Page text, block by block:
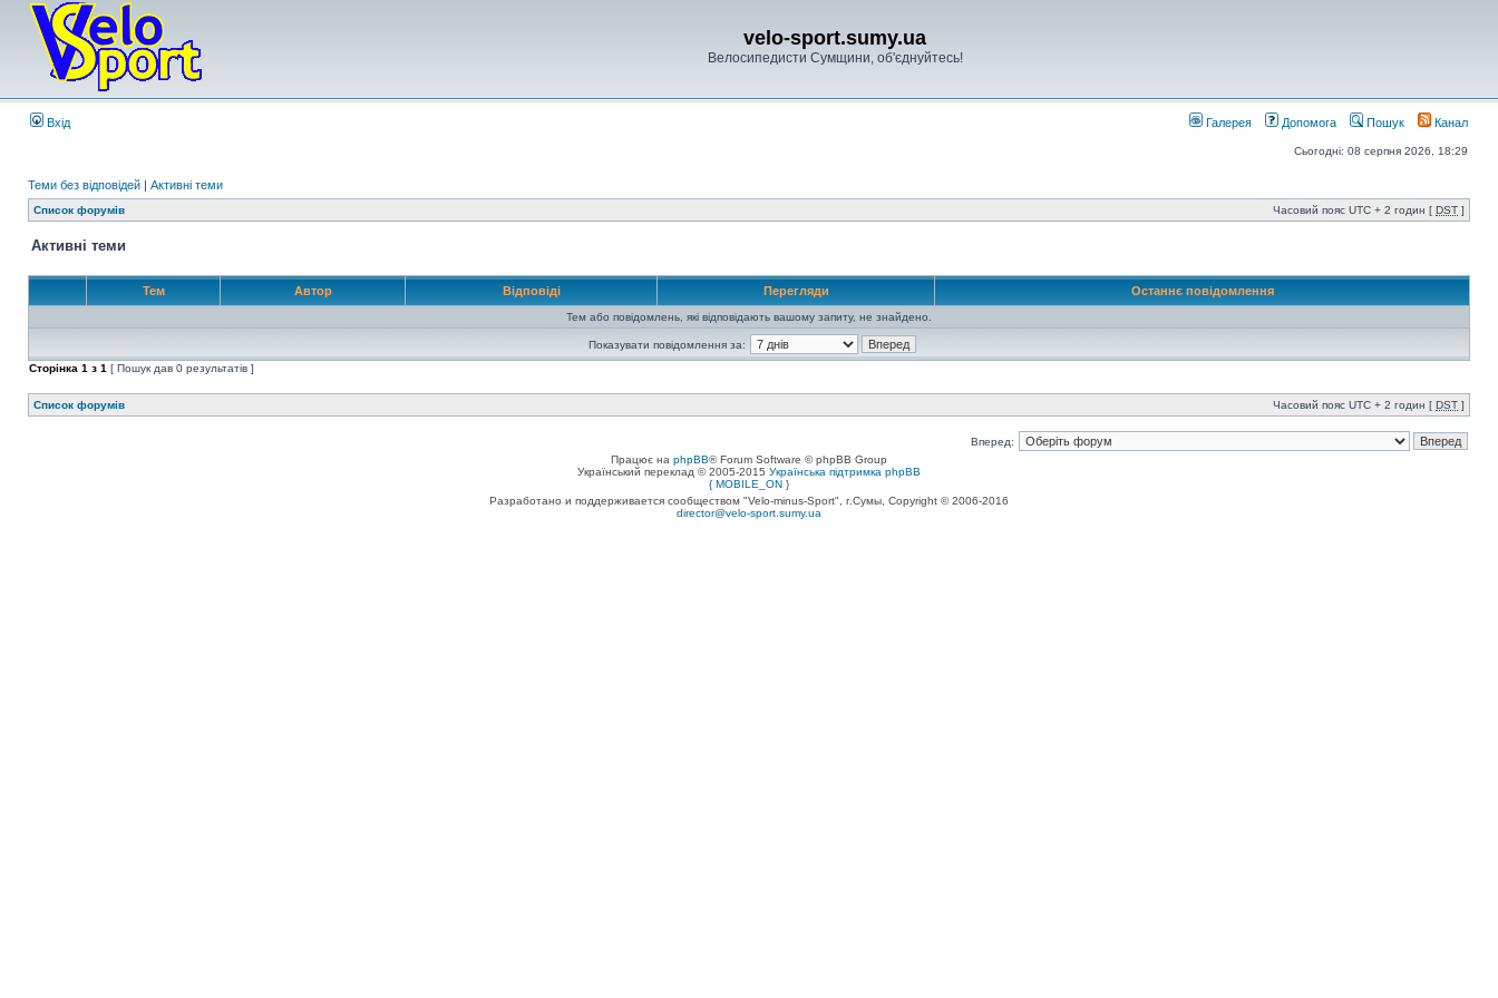
velo-sport.sumy.ua
Велосипедисти Сумщини, об'єднуйтесь!
Вхід Галерея Допомога Пошук Канал
Сьогодні: 08 серпня 2026, 18:29
Теми без відповідей | Активні теми
Список форумів Часовий пояс UTC + 2 годин [ DST ]
Активні теми
Тем Автор Відповіді Перегляди Останнє повідомлення
Тем або повідомлень, які відповідають вашому запиту, не знайдено.
Показувати повідомлення за:
Сторінка 1 з 1 [ Пошук дав 0 результатів ]
Список форумів Часовий пояс UTC + 2 годин [ DST ]
Вперед:
Працює на phpBB® Forum Software © phpBB Group
Український переклад © 2005-2015 Українська підтримка phpBB
{ MOBILE_ON }
Разработано и поддерживается сообществом "Velo-minus-Sport", г.Сумы, Copyright © 2006-2016
director@velo-sport.sumy.ua